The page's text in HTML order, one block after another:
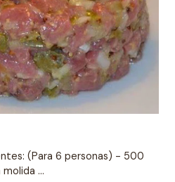
(Para 6 personas) - 500
...